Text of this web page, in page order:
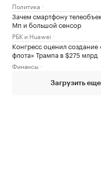
Политика
Зачем смартфону
Мп и большой сенсор
РБК и Huawei
Конгресс оценил создание
флота» Трампа в $275 млрд
Финансы
Загрузить еще